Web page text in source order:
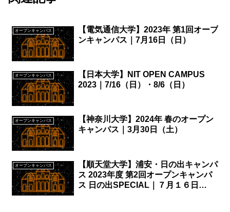
オープンキャンパス
【電気通信大学】2023年 第1回オープ
ンキャンパス｜7月16日（日）
オープンキャンパス
【日本大学】NIT OPEN CAMPUS
2023｜7/16（日）・8/6（日）
オープンキャンパス
【神奈川大学】2024年 春のオープン
キャンパス｜3月30日（土）
オープンキャンパス
【順天堂大学】浦安・日の出キャンパ
ス 2023年度 第2回オープンキャンパ
ス 日の出SPECIAL｜７月１６日